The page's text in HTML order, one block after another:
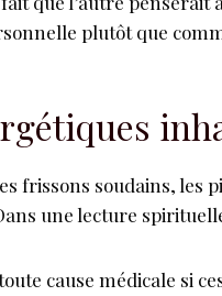
plutôt que
frissons soudains,
une lecture
cause médicale si